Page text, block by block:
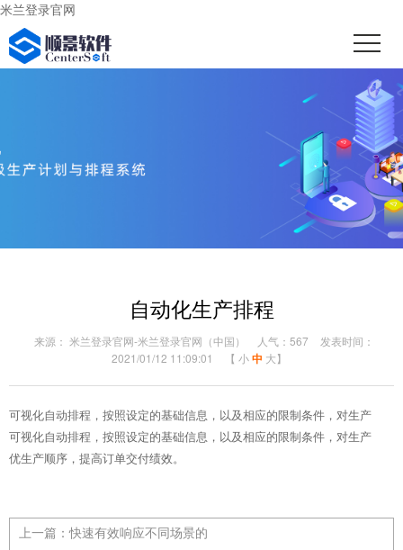
米兰登录官网
自动化生产排程
来源： 米兰登录官网-米兰登录官网（中国） 人气：567
发表时间：
2021/01/12 11:09:01
【 小中 大】
可视化自动排程，按照设定的基础信息，以及相应的限制条件，对生产
可视化自动排程，按照设定的基础信息，以及相应的限制条件，对生产
优生产顺序，提高订单交付绩效。
上一篇：快速有效响应不同场景的